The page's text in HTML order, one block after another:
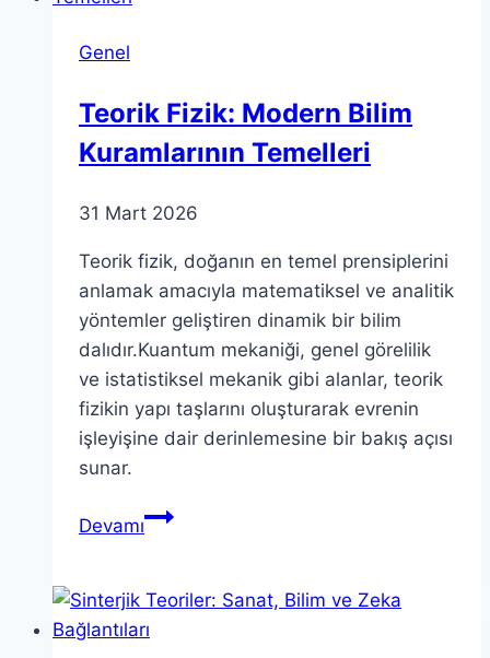
Genel
Teorik Fizik: Modern Bilim
Kuramlarının Temelleri
31 Mart 2026
Teorik fizik, doğanın en temel prensiplerini
anlamak amacıyla matematiksel ve analitik
yöntemler geliştiren dinamik bir bilim
dalıdır.Kuantum mekaniği, genel görelilik
ve istatistiksel mekanik gibi alanlar, teorik
fizikin yapı taşlarını oluşturarak evrenin
işleyişine dair derinlemesine bir bakış açısı
sunar.
DevamıTeorik
Bilim
Kuramlarının